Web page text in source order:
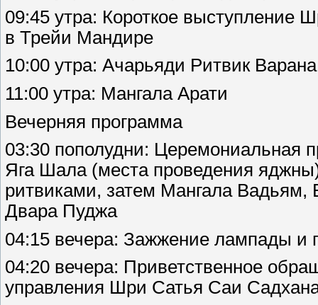
09:45 утра: Короткое выступление
в Трейи Мандире
10:00 утра: Ачарьяди Ритвик
11:00 утра: Мангала Арати
Вечерняя программа
03:30 пополудни: Церемониальная
Яга Шала (места проведения
ритвиками, затем Мангала
Двара Пуджа
04:15 вечера: Зажжение лампады и
04:20 вечера: Приветственное
управления Шри Сатья Саи